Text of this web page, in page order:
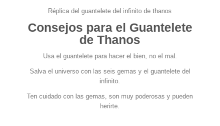
Réplica del guantelete del infinito de thanos
Consejos para el Guantelete
de Thanos
Usa el guantelete para hacer el bien, no el mal.
Salva el universo con las seis gemas y el guantelete del
infinito.
Ten cuidado con las gemas, son muy poderosas y pueden
herirte.